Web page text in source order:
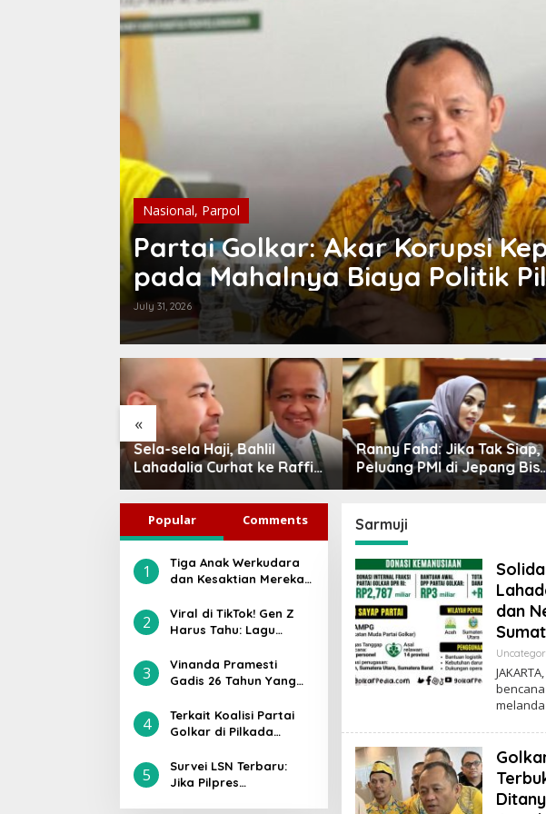
Nasional, Parpol
Partai Golkar: Akar Korupsi
pada Mahalnya Biaya Politik
July 31, 2026
«
Ranny Fahd: Jika Tak Siap,
Peluang PMI di Jepang Bisa
Indonesia
Idrus Marham: Dualisme
SOKSI 15 Tahun Selesai,
Golkar Akui Hanya
Popular Comments
1
Tiga Anak Werkudara
dan Kesaktian Mereka:
atau Antasena, Siapa
Paling Kuat?
2
Viral di TikTok! Gen Z
Harus Tahu: Lagu
lama” Ternyata Bukan
Asli Milik Cici Paramida
3
Vinanda Pramesti
Gadis 26 Tahun Yang
di Pilwakot Kediri, Ini
Sosoknya
4
Terkait Koalisi Partai
Golkar di Pilkada
Ilyas Akbar Almadani:
Sebagai Kader Saya
5
Survei LSN Terbaru:
Jika Pilpres
Sarmuji
dan
melanda